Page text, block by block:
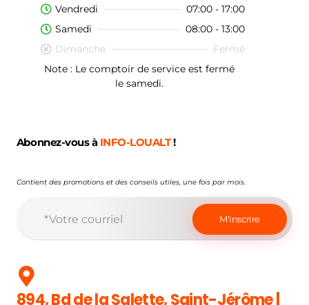
Vendredi
07:00 - 17:00
Samedi
08:00 - 13:00
Dimanche
Fermé
Note : Le comptoir de service est fermé
le samedi.
Abonnez-vous à INFO-LOUALT!
Contient des promotions et des conseils utiles, une fois par mois.
894, Bd de la Salette, Saint-Jérôme |